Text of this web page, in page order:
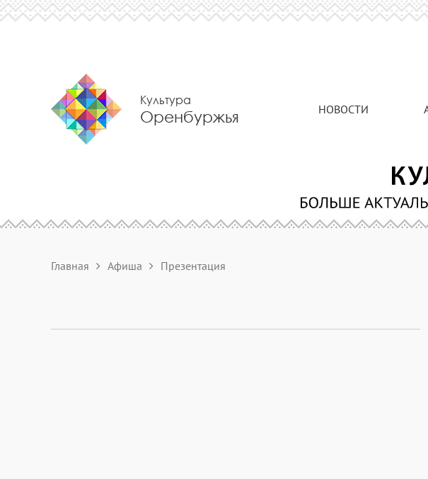
Культура
Оренбуржья НОВОСТИ
Главная Афиша Презентация